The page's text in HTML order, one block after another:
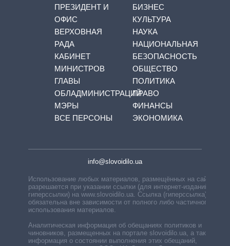
ПРЕЗИДЕНТ И
ОФИС
ВЕРХОВНАЯ
РАДА
КАБИНЕТ
МИНИСТРОВ
ГЛАВЫ
ОБЛАДМИНИСТРАЦИЙ
МЭРЫ
ВСЕ ПЕРСОНЫ
БИЗНЕС
КУЛЬТУРА
НАУКА
НАЦИОНАЛЬНАЯ
БЕЗОПАСНОСТЬ
ОБЩЕСТВО
ПОЛИТИКА
ПРАВО
ФИНАНСЫ
ЭКОНОМИКА
info@slovoidilo.ua
Использование любых материалов, размещённых на сайте,
разрешается при указании ссылки (для интернет-изданий —
гиперссылки) на www.slovoidilo.ua. Ссылка (гиперссылка)
обязательна вне зависимости от полного либо частичного
использования материалов.
Аналитическая информация об обещаниях политиков и
чиновников, размещенных на портале slovoidilo.ua, а также
информация о состоянии выполнения этих обещаний,